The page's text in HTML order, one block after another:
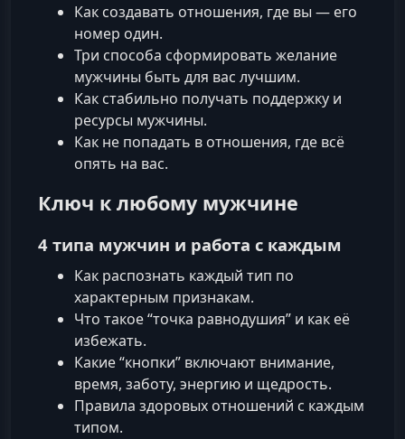
Как создавать отношения, где вы — его
номер один.
Три способа сформировать желание
мужчины быть для вас лучшим.
Как стабильно получать поддержку и
ресурсы мужчины.
Как не попадать в отношения, где всё
опять на вас.
Ключ к любому мужчине
4 типа мужчин и работа с каждым
Как распознать каждый тип по
характерным признакам.
Что такое “точка равнодушия” и как её
избежать.
Какие “кнопки” включают внимание,
время, заботу, энергию и щедрость.
Правила здоровых отношений с каждым
типом.